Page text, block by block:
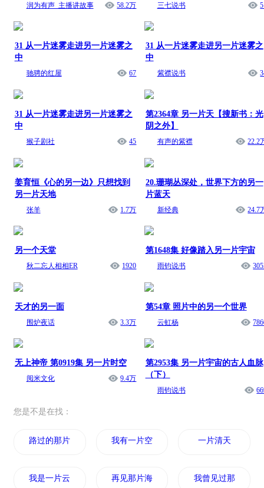
润为有声_主播讲故事 58.2万
31 从一片迷雾走进另一片迷雾之
中
驰骋的红屋 67
31 从一片迷雾走进另一片迷雾之
中
猴子剧社 45
姜育恒《心的另一边》只想找到
另一片天地
张羊 1.7万
另一个天堂
秋二忘人相相ER 1920
天才的另一面
围炉夜话 3.3万
无上神帝 第0919集 另一片时空
阅米文化 9.4万
三七说书
31 从一片迷雾走进另一片迷雾之
中
紫襟说书
第2364章 另一片天【搜新书：光
阴之外】
有声的紫襟 22.2
20.珊瑚丛深处，世界下方的另一
片蓝天
新经典 24.7
第1648集 好像踏入另一片宇宙
雨钧说书
第54章 照片中的另一个世界
云虹杨
第2953集 另一片宇宙的古人血脉
（下）
雨钧说书
您是不是在找：
路过的那片海 我有一片空间 一片清天
我是一片云 再见那片海 我曾见过那片星海